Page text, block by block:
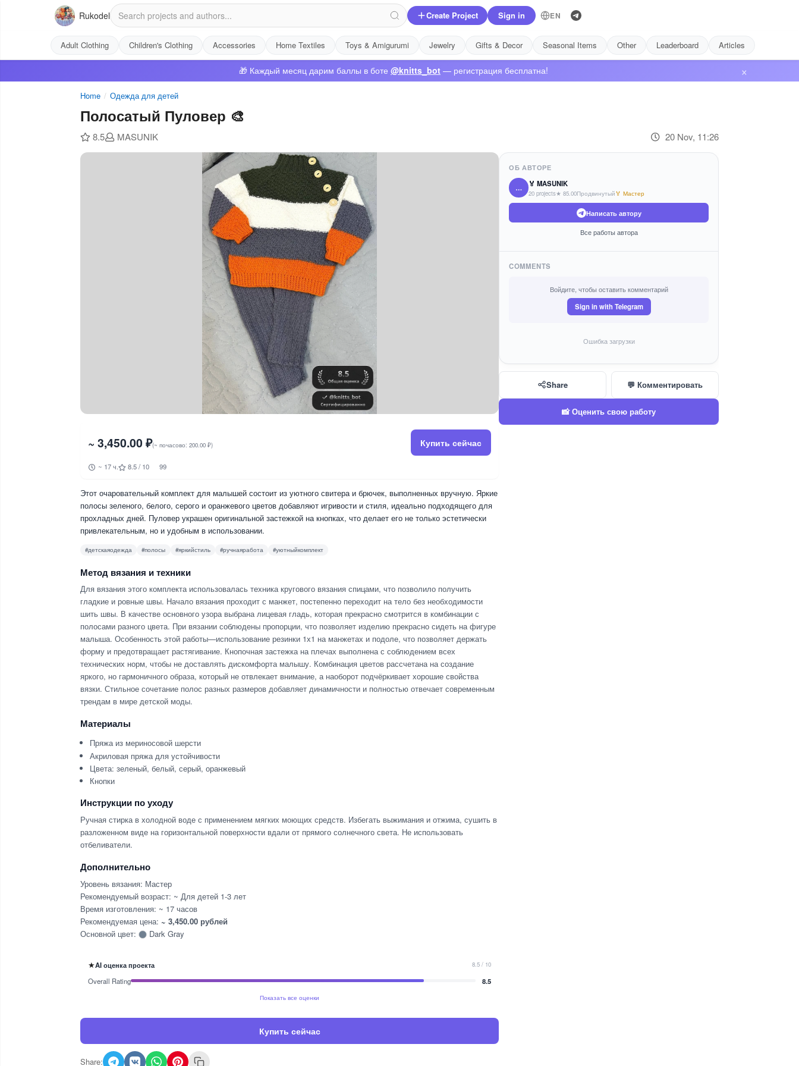
Rukodel Create Project Sign in EN
Adult Clothing Children's Clothing Accessories Home Textiles Toys & Amigurumi Jewelry Gifts & Decor Seasonal Items Other Leaderboard Articles
🎁 Каждый месяц дарим баллы в боте @knitts_bot — регистрация бесплатна! ×
Home / Одежда для детей
Полосатый Пуловер 🎨
8.5 MASUNIK 20 Nov, 11:26
~ 3,450.00 ₽(~ почасово: 200.00 ₽) Купить сейчас
~ 17 ч. 8.5 / 10 99
Этот очаровательный комплект для малышей состоит из уютного свитера и брючек, выполненных вручную. Яркие
полосы зеленого, белого, серого и оранжевого цветов добавляют игривости и стиля, идеально подходящего для
прохладных дней. Пуловер украшен оригинальной застежкой на кнопках, что делает его не только эстетически
привлекательным, но и удобным в использовании.
#детскаяодежда #полосы #яркийстиль #ручнаяработа #уютныйкомплект
Метод вязания и техники
Для вязания этого комплекта использовалась техника кругового вязания спицами, что позволило получить
гладкие и ровные швы. Начало вязания проходит с манжет, постепенно переходит на тело без необходимости
шить швы. В качестве основного узора выбрана лицевая гладь, которая прекрасно смотрится в комбинации с
полосами разного цвета. При вязании соблюдены пропорции, что позволяет изделию прекрасно сидеть на фигуре
малыша. Особенность этой работы—использование резинки 1х1 на манжетах и подоле, что позволяет держать
форму и предотвращает растягивание. Кнопочная застежка на плечах выполнена с соблюдением всех
технических норм, чтобы не доставлять дискомфорта малышу. Комбинация цветов рассчетана на создание
яркого, но гармоничного образа, который не отвлекает внимание, а наоборот подчёркивает хорошие свойства
вязки. Стильное сочетание полос разных размеров добавляет динамичности и полностью отвечает современным
трендам в мире детской моды.
Материалы
Пряжа из мериносовой шерсти
Акриловая пряжа для устойчивости
Цвета: зеленый, белый, серый, оранжевый
Кнопки
Инструкции по уходу
Ручная стирка в холодной воде с применением мягких моющих средств. Избегать выжимания и отжима, сушить в
разложенном виде на горизонтальной поверхности вдали от прямого солнечного света. Не использовать
отбеливатели.
Дополнительно
Уровень вязания: Мастер
Рекомендуемый возраст: ~ Для детей 1-3 лет
Время изготовления: ~ 17 часов
Рекомендуемая цена: ~ 3,450.00 рублей
Основной цвет:
Dark Gray
★AI оценка проекта 8.5 / 10
Overall Rating 8.5
Показать все оценки
Купить сейчас
Share:
ОБ АВТОРЕ
… 🏅 MASUNIK
20 projects★ 85.00Продвинутый🏅 Мастер
Написать автору
Все работы автора
COMMENTS
Войдите, чтобы оставить комментарий
Sign in with Telegram
Ошибка загрузки
Share 💬 Комментировать
📸 Оценить свою работу